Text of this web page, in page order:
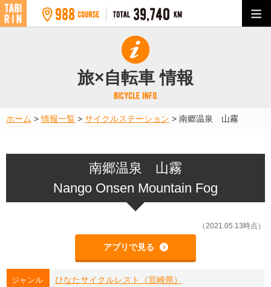
旅×自転車 情報
ホーム >情報一覧 > サイクルステーション > 南郷温泉 山霧
南郷温泉 山霧
Nango Onsen Mountain Fog
（2021.05.13時点）
アプリで見る
ジャンル ひなたサイクルレスト（宮崎県）